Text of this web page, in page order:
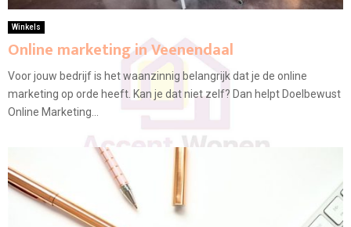
Winkels
Online marketing in Veenendaal
Voor jouw bedrijf is het waanzinnig belangrijk dat je de online
marketing op orde heeft. Kan je dat niet zelf? Dan helpt Doelbewust
Online Marketing...